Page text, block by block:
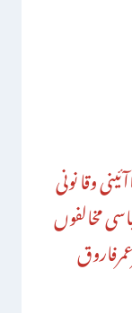
وقا نونی
مخالفوں